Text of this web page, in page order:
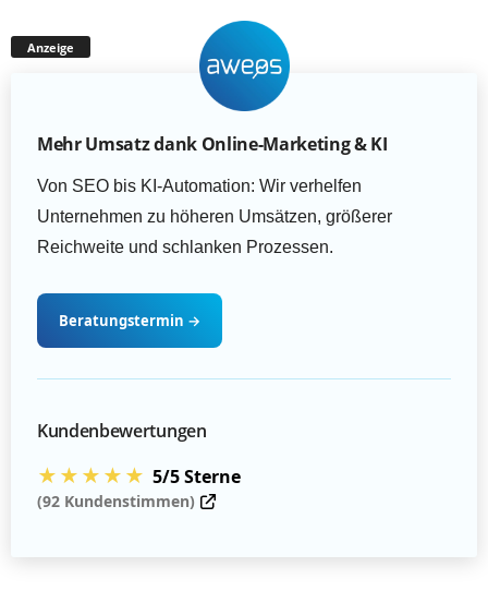
Anzeige
Mehr Umsatz dank Online-Marketing & KI
Von SEO bis KI-Automation: Wir verhelfen
Unternehmen zu höheren Umsätzen, größerer
Reichweite und schlanken Prozessen.
Beratungstermin →
Kundenbewertungen
★★★★★ 5/5 Sterne
(92 Kundenstimmen)